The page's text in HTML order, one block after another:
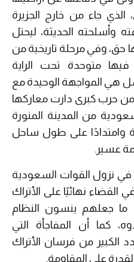
الذي جاء من خارج الجزيرة
وأسلحته الحديثة، ليحتل
حق، وفي مرحلة تاريخية من
فيها متوحدة تحت الراية
هي المواجهة الوحيدة مع
من حرب كبرى دارت معاركها
من المدينة المنورة
وامتدادًا على طول ساحل
عسير.
في نزول القوات السعودية
القضاء نهائيًا على الأتراك
جعلهم ينسون النظام
كما أن المفاجأة التي
الكبير من فرسان الأتراك
على المقاومة.